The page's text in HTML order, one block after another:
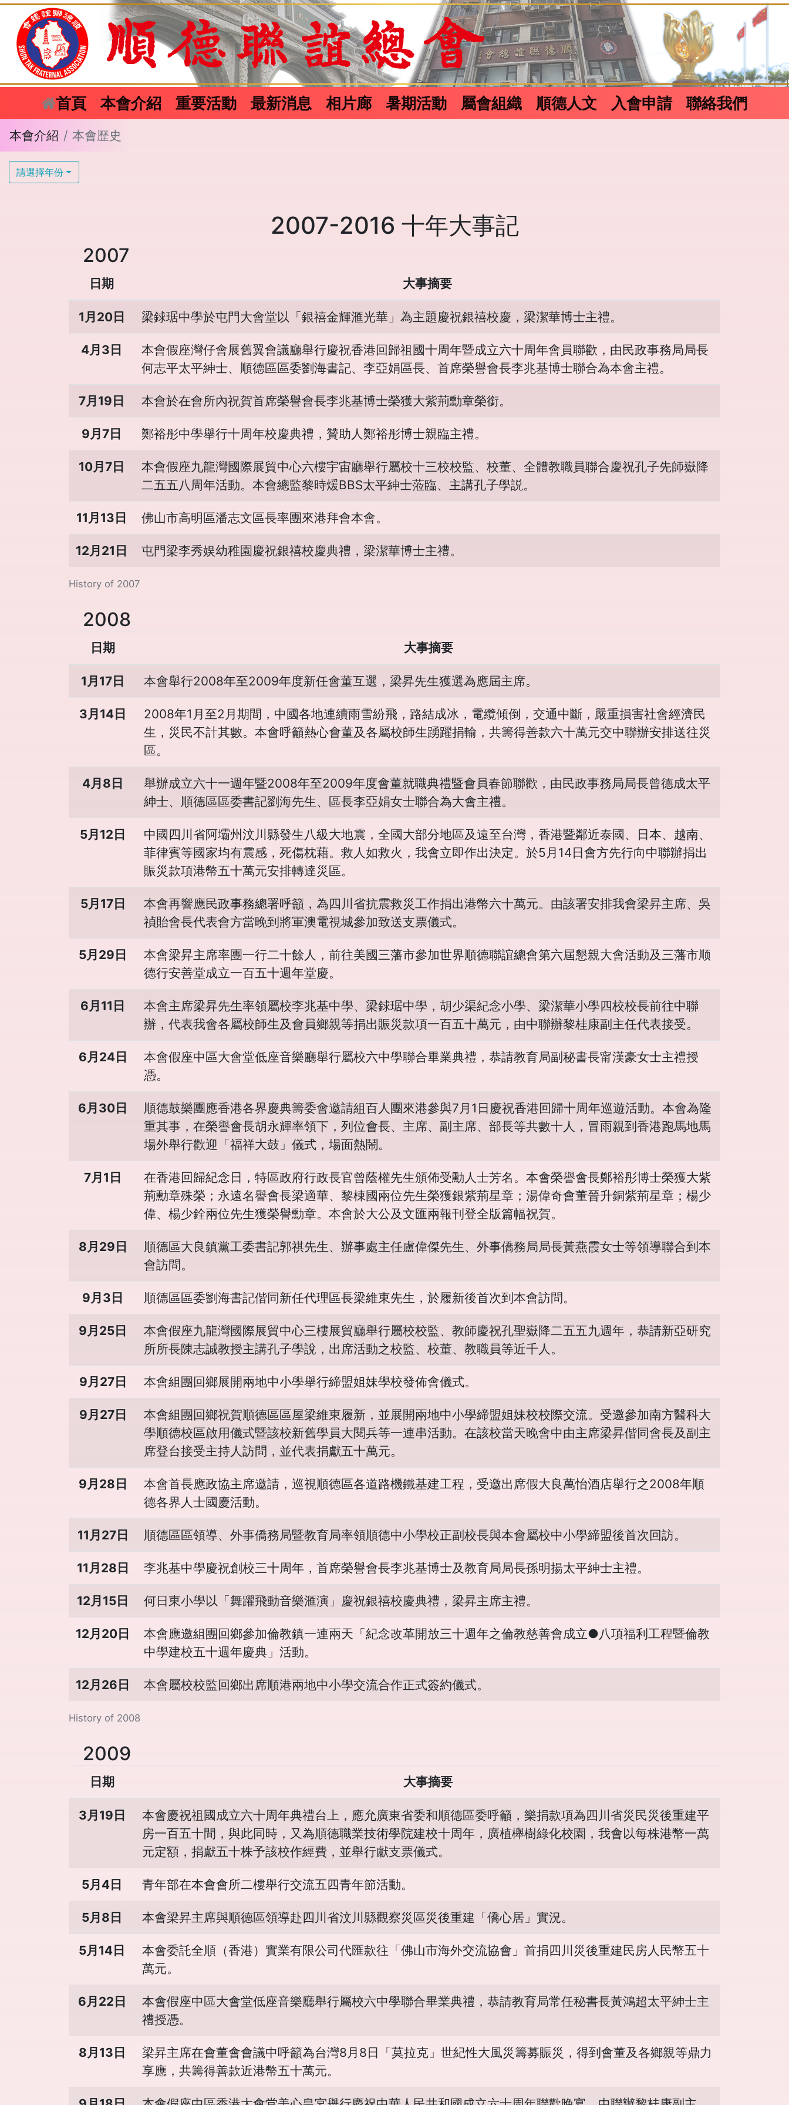
首頁(current)
本會介紹 重要活動 最新消息 相片廊 暑期活動 屬會組織 順德人文 入會申請 聯絡我們
本會介紹 本會歷史
請選擇年份
2007-2016 十年大事記
2007
History of 2007
日期 大事摘要
1月20日 梁銶琚中學於屯門大會堂以「銀禧金輝滙光華」為主題慶祝銀禧校慶，梁潔華博士主禮。
4月3日
本會假座灣仔會展舊翼會議廳舉行慶祝香港回歸祖國十周年暨成立六十周年會員聯歡，由民政事務局局長
何志平太平紳士、順德區區委劉海書記、李亞娟區長、首席榮譽會長李兆基博士聯合為本會主禮。
7月19日 本會於在會所內祝賀首席榮譽會長李兆基博士榮獲大紫荊勳章榮銜。
9月7日 鄭裕彤中學舉行十周年校慶典禮，贊助人鄭裕彤博士親臨主禮。
10月7日
本會假座九龍灣國際展貿中心六樓宇宙廳舉行屬校十三校校監、校董、全體教職員聯合慶祝孔子先師嶽降
二五五八周年活動。本會總監黎時煖BBS太平紳士蒞臨、主講孔子學説。
11月13日 佛山市高明區潘志文區長率團來港拜會本會。
12月21日 屯門梁李秀娱幼稚園慶祝銀禧校慶典禮，梁潔華博士主禮。
2008
History of 2008
日期 大事摘要
1月17日 本會舉行2008年至2009年度新任會董互選，梁昇先生獲選為應屆主席。
3月14日
2008年1月至2月期間，中國各地連續雨雪紛飛，路結成冰，電纜傾倒，交通中斷，嚴重損害社會經濟民
生，災民不計其數。本會呼籲熱心會董及各屬校師生踴躍捐輸，共籌得善款六十萬元交中聯辦安排送往災
區。
4月8日
舉辦成立六十一週年暨2008年至2009年度會董就職典禮暨會員春節聯歡，由民政事務局局長曾德成太平
紳士、順德區區委書記劉海先生、區長李亞娟女士聯合為大會主禮。
5月12日
中國四川省阿壩州汶川縣發生八級大地震，全國大部分地區及遠至台灣，香港暨鄰近泰國、日本、越南、
菲律賓等國家均有震感，死傷枕藉。救人如救火，我會立即作出決定。於5月14日會方先行向中聯辦捐出
賑災款項港幣五十萬元安排轉達災區。
5月17日
本會再響應民政事務總署呼籲，為四川省抗震救災工作捐出港幣六十萬元。由該署安排我會梁昇主席、吳
禎貽會長代表會方當晚到將軍澳電視城參加致送支票儀式。
5月29日
本會梁昇主席率團一行二十餘人，前往美國三藩市參加世界順德聯誼總會第六屆懇親大會活動及三藩市顺
德行安善堂成立一百五十週年堂慶。
6月11日
本會主席梁昇先生率領屬校李兆基中學、梁銶琚中學，胡少渠紀念小學、梁潔華小學四校校長前往中聯
辦，代表我會各屬校師生及會員鄉親等捐出賑災款項一百五十萬元，由中聯辦黎桂康副主任代表接受。
6月24日
本會假座中區大會堂低座音樂廳舉行屬校六中學聯合畢業典禮，恭請教育局副秘書長甯漢豪女士主禮授
憑。
6月30日
順德鼓樂團應香港各界慶典籌委會邀請組百人團來港參與7月1日慶祝香港回歸十周年巡遊活動。本會為隆
重其事，在榮譽會長胡永輝率領下，列位會長、主席、副主席、部長等共數十人，冒雨親到香港跑馬地馬
場外舉行歡迎「福祥大鼓」儀式，場面熱鬧。
7月1日
在香港回歸紀念日，特區政府行政長官曾蔭權先生頒佈受勳人士芳名。本會榮譽會長鄭裕彤博士榮獲大紫
荊勳章殊榮；永遠名譽會長梁適華、黎棟國兩位先生榮獲銀紫荊星章；湯偉奇會董晉升銅紫荊星章；楊少
偉、楊少銓兩位先生獲榮譽勳章。本會於大公及文匯兩報刊登全版篇幅祝賀。
8月29日
順德區大良鎮黨工委書記郭祺先生、辦事處主任盧偉傑先生、外事僑務局局長黃燕霞女士等領導聯合到本
會訪問。
9月3日 順德區區委劉海書記偕同新任代理區長梁維東先生，於履新後首次到本會訪問。
9月25日
本會假座九龍灣國際展貿中心三樓展貿廳舉行屬校校監、教師慶祝孔聖嶽降二五五九週年，恭請新亞研究
所所長陳志誠教授主講孔子學說，出席活動之校監、校董、教職員等近千人。
9月27日 本會組團回鄉展開兩地中小學舉行締盟姐妹學校發佈會儀式。
9月27日
本會組團回鄉祝賀順德區區屋梁維東履新，並展開兩地中小學締盟姐妹校校際交流。受邀參加南方醫科大
學順德校區啟用儀式暨該校新舊學員大閱兵等一連串活動。在該校當天晚會中由主席梁昇偕同會長及副主
席登台接受主持人訪問，並代表捐獻五十萬元。
9月28日
本會首長應政協主席邀請，巡視順德區各道路機鐵基建工程，受邀出席假大良萬怡酒店舉行之2008年順
德各界人士國慶活動。
11月27日 順德區區領導、外事僑務局暨教育局率領順德中小學校正副校長與本會屬校中小學締盟後首次回訪。
11月28日 李兆基中學慶祝創校三十周年，首席榮譽會長李兆基博士及教育局局長孫明揚太平紳士主禮。
12月15日 何日東小學以「舞躍飛動音樂滙演」慶祝銀禧校慶典禮，梁昇主席主禮。
12月20日
本會應邀組團回鄉參加倫教鎮一連兩天「紀念改革開放三十週年之倫教慈善會成立●八項福利工程暨倫教
中學建校五十週年慶典」活動。
12月26日 本會屬校校監回鄉出席順港兩地中小學交流合作正式簽約儀式。
2009
日期 大事摘要
3月19日
本會慶祝祖國成立六十周年典禮台上，應允廣東省委和順德區委呼籲，樂捐款項為四川省災民災後重建平
房一百五十間，與此同時，又為順德職業技術學院建校十周年，廣植櫸樹綠化校園，我會以每株港幣一萬
元定額，捐獻五十株予該校作經費，並舉行獻支票儀式。
5月4日 青年部在本會會所二樓舉行交流五四青年節活動。
5月8日 本會梁昇主席與順德區領導赴四川省汶川縣觀察災區災後重建「僑心居」實況。
5月14日
本會委託全順（香港）實業有限公司代匯款往「佛山市海外交流協會」首捐四川災後重建民房人民幣五十
萬元。
6月22日
本會假座中區大會堂低座音樂廳舉行屬校六中學聯合畢業典禮，恭請教育局常任秘書長黃鴻超太平紳士主
禮授憑。
8月13日
梁昇主席在會董會會議中呼籲為台灣8月8日「莫拉克」世紀性大風災籌募賑災，得到會董及各鄉親等鼎力
享應，共籌得善款近港幣五十萬元。